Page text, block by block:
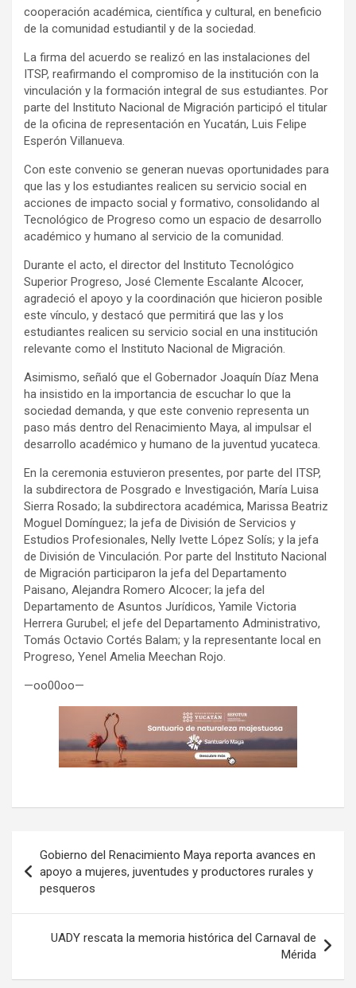
cooperación académica, científica y cultural, en beneficio
de la comunidad estudiantil y de la sociedad.
La firma del acuerdo se realizó en las instalaciones del
ITSP, reafirmando el compromiso de la institución con la
vinculación y la formación integral de sus estudiantes. Por
parte del Instituto Nacional de Migración participó el titular
de la oficina de representación en Yucatán, Luis Felipe
Esperón Villanueva.
Con este convenio se generan nuevas oportunidades para
que las y los estudiantes realicen su servicio social en
acciones de impacto social y formativo, consolidando al
Tecnológico de Progreso como un espacio de desarrollo
académico y humano al servicio de la comunidad.
Durante el acto, el director del Instituto Tecnológico
Superior Progreso, José Clemente Escalante Alcocer,
agradeció el apoyo y la coordinación que hicieron posible
este vínculo, y destacó que permitirá que las y los
estudiantes realicen su servicio social en una institución
relevante como el Instituto Nacional de Migración.
Asimismo, señaló que el Gobernador Joaquín Díaz Mena
ha insistido en la importancia de escuchar lo que la
sociedad demanda, y que este convenio representa un
paso más dentro del Renacimiento Maya, al impulsar el
desarrollo académico y humano de la juventud yucateca.
En la ceremonia estuvieron presentes, por parte del ITSP,
la subdirectora de Posgrado e Investigación, María Luisa
Sierra Rosado; la subdirectora académica, Marissa Beatriz
Moguel Domínguez; la jefa de División de Servicios y
Estudios Profesionales, Nelly Ivette López Solís; y la jefa
de División de Vinculación. Por parte del Instituto Nacional
de Migración participaron la jefa del Departamento
Paisano, Alejandra Romero Alcocer; la jefa del
Departamento de Asuntos Jurídicos, Yamile Victoria
Herrera Gurubel; el jefe del Departamento Administrativo,
Tomás Octavio Cortés Balam; y la representante local en
Progreso, Yenel Amelia Meechan Rojo.
—oo00oo—
de
entradas
Gobierno del Renacimiento Maya reporta avances en
apoyo a mujeres, juventudes y productores rurales y
pesqueros
UADY rescata la memoria histórica del Carnaval de
Mérida